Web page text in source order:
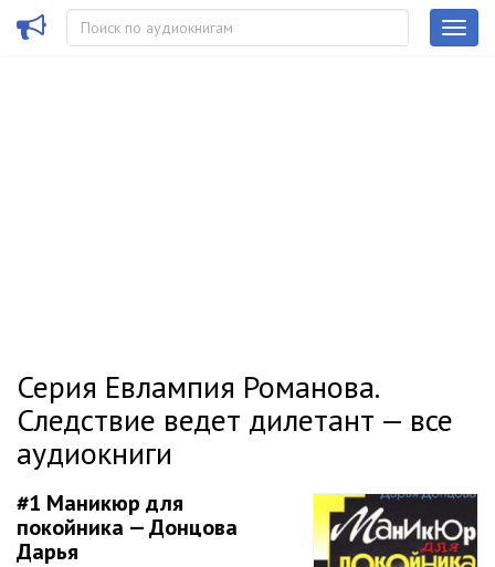
Серия Евлампия Романова.
Следствие ведет дилетант — все
аудиокниги
#1 Маникюр для
покойника — Донцова
Дарья